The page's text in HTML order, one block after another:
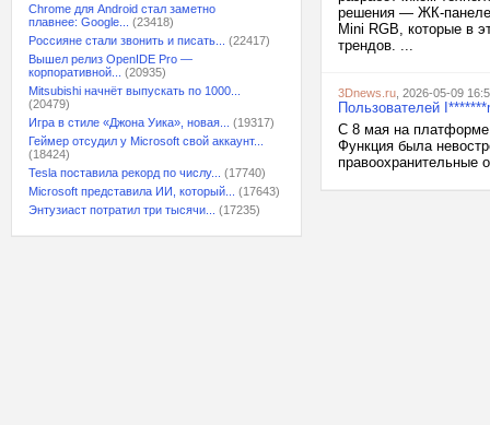
Chrome для Android стал заметно
плавнее: Google...
(23418)
Россияне стали звонить и писать...
(22417)
Вышел релиз OpenIDE Pro —
корпоративной...
(20935)
Mitsubishi начнёт выпускать по 1000...
(20479)
Игра в стиле «Джона Уика», новая...
(19317)
Геймер отсудил у Microsoft свой аккаунт...
(18424)
Tesla поставила рекорд по числу...
(17740)
Microsoft представила ИИ, который...
(17643)
Энтузиаст потратил три тысячи...
(17235)
решения — ЖК-
Mini RGB, которые в
трендов. ...
3Dnews.ru , 2026-05-09
Пользователей
С 8 мая на платформе
Функция была
правоохранительные